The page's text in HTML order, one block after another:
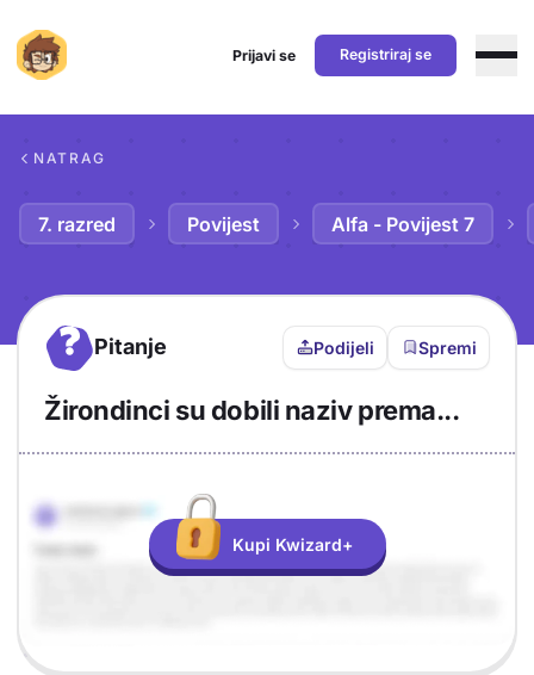
Prijavi se Registriraj se
NATRAG
7. razred Povijest Alfa - Povijest 7
? Pitanje Podijeli Spremi
Žirondinci su dobili naziv prema...
Odgovor
Objašnjenje
Kupi Kwizard+